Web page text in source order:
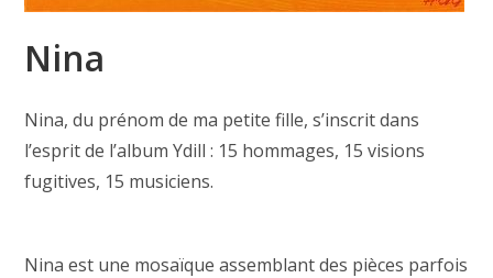
Nina
Nina, du prénom de ma petite fille, s’inscrit dans
l’esprit de l’album Ydill : 15 hommages, 15 visions
fugitives, 15 musiciens.
Nina est une mosaïque assemblant des pièces parfois